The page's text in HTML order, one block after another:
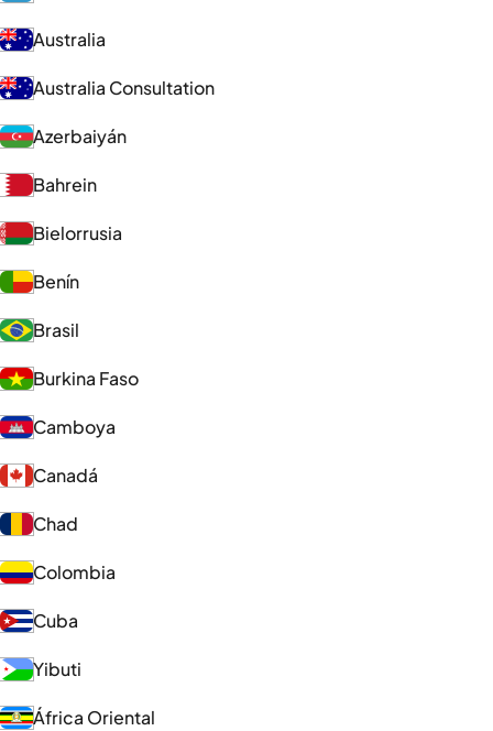
Australia
Australia Consultation
Azerbaiyán
Bahrein
Bielorrusia
Benín
Brasil
Burkina Faso
Camboya
Canadá
Chad
Colombia
Cuba
Yibuti
África Oriental